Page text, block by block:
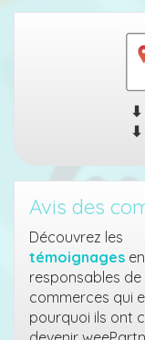
⬇︎
⬇︎
Avis des
Découvrez les
témoignages
responsables de
commerces qui
pourquoi ils ont